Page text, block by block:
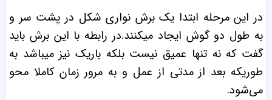
در این مرحله ابتدا یک برش نواری شکل در پشت سر و
به طول دو گوش ایجاد میکنند.در رابطه با این برش باید
گفت که نه تنها عمیق نیست بلکه باریک نیز میباشد به
طوریکه بعد از مدتی از عمل و به مرور زمان کاملا محو
می‌شود.